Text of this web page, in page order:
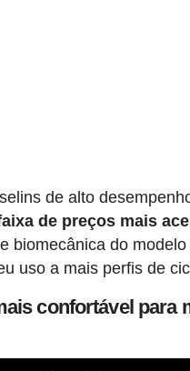
de alto
de preços mais
biomecânica do
uso a mais perfis de
confortável